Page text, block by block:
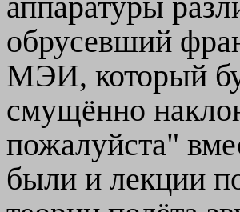
обрусевший
МЭИ, который
смущённо
пожалуйста"
были и лекции